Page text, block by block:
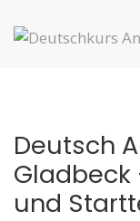
Deutsch
Gladbeck
und